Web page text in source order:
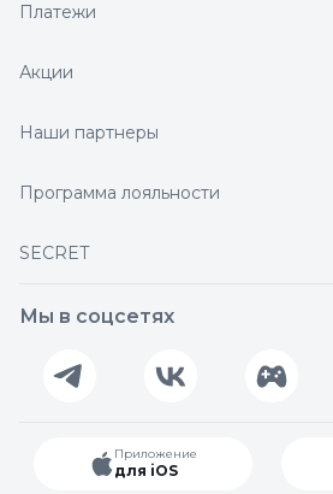
Платежи
Акции
Наши партнеры
Программа лояльности
SECRET
Мы в соцсетях
Приложение
для iOS